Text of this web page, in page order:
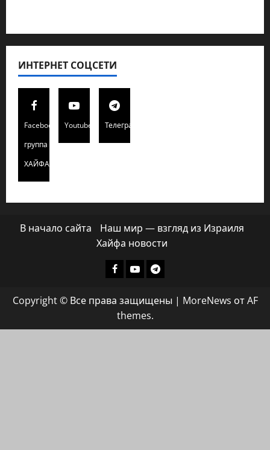
ИНТЕРНЕТ СОЦСЕТИ
Facebook
группа
ХАЙФАИНФО
Youtube Телеграмм
В начало сайта
Наш мир — взгляд из Израиля
Хайфа новости
Facebook
ХАЙФАИНФО
YoutubeТелеграмм
Copyright © Все права защищены | MoreNews от AF
themes.